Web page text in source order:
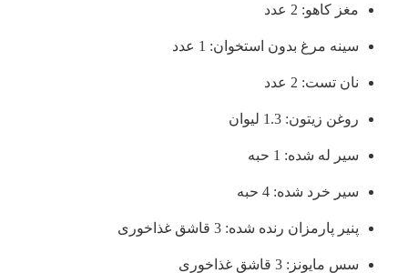
مغز کاهو: 2 عدد
سینه مرغ بدون استخوان: 1 عدد
نان تست: 2 عدد
روغن زیتون: 1.3 لیوان
سیر له شده: 1 حبه
سیر خرد شده: 4 حبه
پنیر پارمزان رنده شده: 3 قاشق غذاخوری
سس مایونز: 3 قاشق غذاخوری